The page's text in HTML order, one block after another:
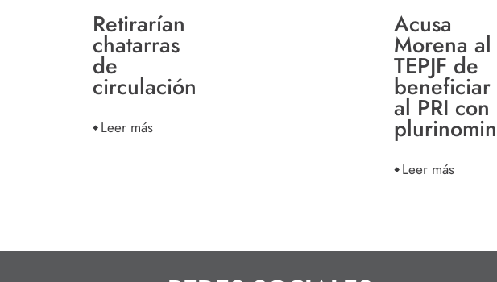
Retirarían
chatarras
de
circulación
Leer más
Acusa
Morena al
TEPJF de
beneficiar
al PRI con
Leer más